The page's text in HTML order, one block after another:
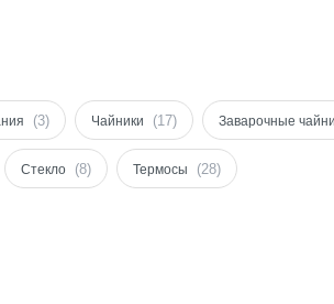
(3) Чайники (17) Заварочные
Стекло (8) Термосы (28)